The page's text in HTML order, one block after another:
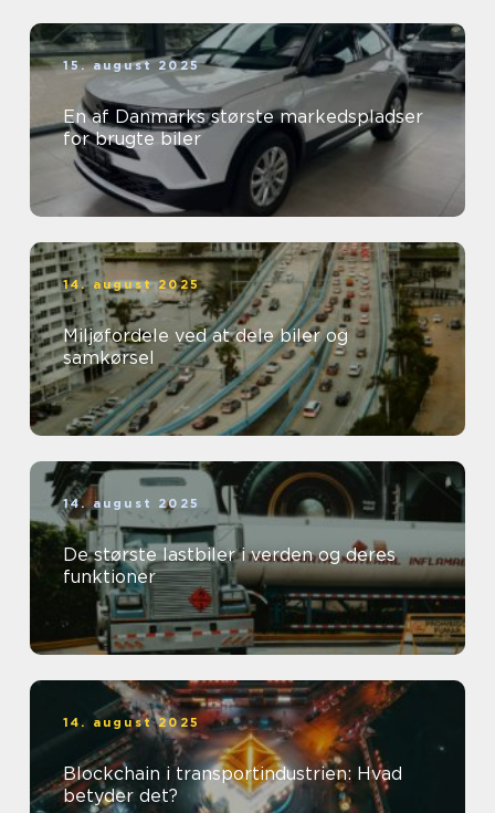
15. august 2025
En af Danmarks største markedspladser
for brugte biler
14. august 2025
Miljøfordele ved at dele biler og
samkørsel
14. august 2025
De største lastbiler i verden og deres
funktioner
14. august 2025
Blockchain i transportindustrien: Hvad
betyder det?